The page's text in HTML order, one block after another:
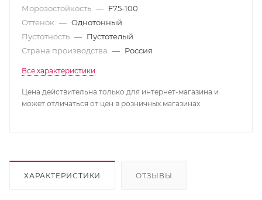
Морозостойкость — F75-100
Оттенок — Однотонный
Пустотность — Пустотелый
Страна производства — Россия
Все характеристики
Цена действительна только для интернет-магазина и
может отличаться от цен в розничных магазинах
ХАРАКТЕРИСТИКИ ОТЗЫВЫ